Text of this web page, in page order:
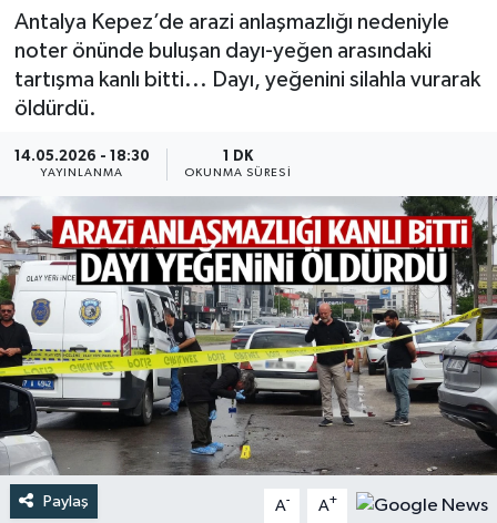
Antalya Kepez’de arazi anlaşmazlığı nedeniyle
noter önünde buluşan dayı-yeğen arasındaki
tartışma kanlı bitti... Dayı, yeğenini silahla vurarak
öldürdü.
14.05.2026 - 18:30
YAYINLANMA
1 DK
OKUNMA SÜRESI
Paylaş A- A+
Resmi İlan
Siyaset
Spor
Türkiye
Yaşam
Son Dakika Haberleri
Haber Arşivi